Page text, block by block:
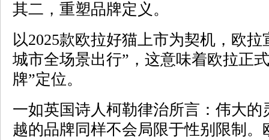
其二，重塑品牌定义。
以2025款欧拉好猫上市为契机，欧
城市全场景出行”，这意味着欧拉正
牌”定位。
一如英国诗人柯勒律治所言：伟大
越的品牌同样不会局限于性别限制